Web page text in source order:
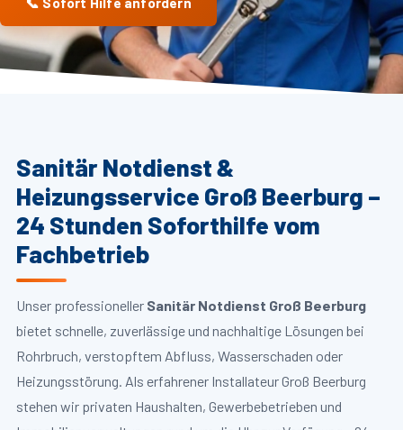
Sanitär Notdienst &
Heizungsservice Groß Beerburg –
24 Stunden Soforthilfe vom
Fachbetrieb
Unser professioneller Sanitär Notdienst Groß Beerburg
bietet schnelle, zuverlässige und nachhaltige Lösungen bei
Rohrbruch, verstopftem Abfluss, Wasserschaden oder
Heizungsstörung. Als erfahrener Installateur Groß Beerburg
stehen wir privaten Haushalten, Gewerbebetrieben und